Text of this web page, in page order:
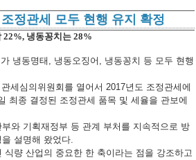
정관세 모두 현행 유지 확정
22%, 냉동꽁치는 28%
냉동명태, 냉동오징어, 냉동꽁치 등 모두 현행
세심의위원회를 열어서 2017년도 조정관세에
최종 결정된 조정관세 품목 및 세율을 관보에
와 기획재정부 등 관계 부처를 지속적으로 방
설명해 왔었다.
식량 산업의 중요한 한 축이라는 점을 강조하고